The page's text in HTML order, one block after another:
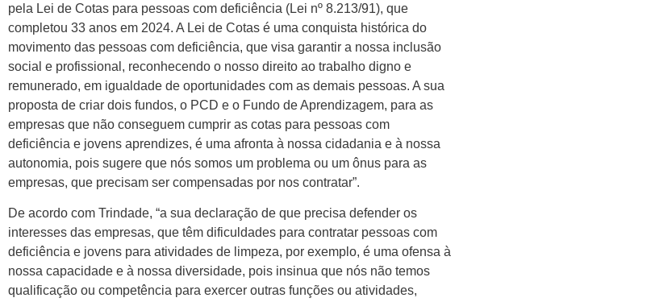
pela Lei de Cotas para pessoas com deficiência (Lei nº 8.213/91), que
completou 33 anos em 2024. A Lei de Cotas é uma conquista histórica do
movimento das pessoas com deficiência, que visa garantir a nossa inclusão
social e profissional, reconhecendo o nosso direito ao trabalho digno e
remunerado, em igualdade de oportunidades com as demais pessoas. A sua
proposta de criar dois fundos, o PCD e o Fundo de Aprendizagem, para as
empresas que não conseguem cumprir as cotas para pessoas com
deficiência e jovens aprendizes, é uma afronta à nossa cidadania e à nossa
autonomia, pois sugere que nós somos um problema ou um ônus para as
empresas, que precisam ser compensadas por nos contratar”.
De acordo com Trindade, “a sua declaração de que precisa defender os
interesses das empresas, que têm dificuldades para contratar pessoas com
deficiência e jovens para atividades de limpeza, por exemplo, é uma ofensa à
nossa capacidade e à nossa diversidade, pois insinua que nós não temos
qualificação ou competência para exercer outras funções ou atividades,